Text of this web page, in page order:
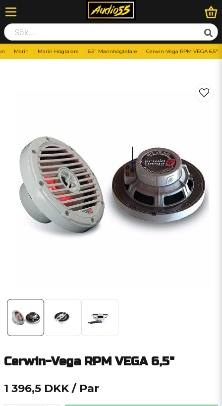
Marin Marin Högtalare 6.5" Marinhögtalare Cerwin-Vega RPM VEGA 6,5"
Cerwin-Vega RPM VEGA 6,5"
1 396,5 DKK / Par